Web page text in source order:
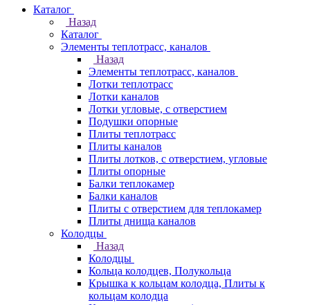
Каталог
Назад
Каталог
Элементы теплотрасс, каналов
Назад
Элементы теплотрасс, каналов
Лотки теплотрасс
Лотки каналов
Лотки угловые, с отверстием
Подушки опорные
Плиты теплотрасс
Плиты каналов
Плиты лотков, с отверстием, угловые
Плиты опорные
Балки теплокамер
Балки каналов
Плиты с отверстием для теплокамер
Плиты днища каналов
Колодцы
Назад
Колодцы
Кольца колодцев, Полукольца
Крышка к кольцам колодца, Плиты к
кольцам колодца